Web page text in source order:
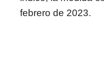
febrero de 2023.